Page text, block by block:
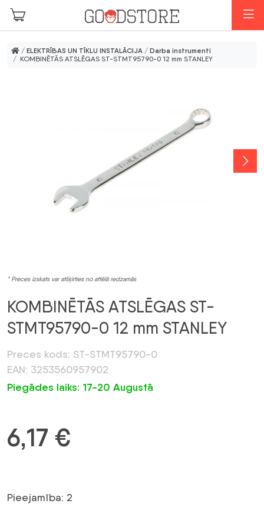
Skip to main content
/ ELEKTRĪBAS UN TĪKLU INSTALĀCIJA / Darba instrumenti
/ KOMBINĒTĀS ATSLĒGAS ST-STMT95790-0 12 mm STANLEY
* Preces izskats var atšķirties no attēlā redzamās
KOMBINĒTĀS ATSLĒGAS ST-
STMT95790-0 12 mm STANLEY
Preces kods: ST-STMT95790-0
EAN: 3253560957902
Piegādes laiks: 17-20 Augustā
6,17 €
Pieejamība: 2